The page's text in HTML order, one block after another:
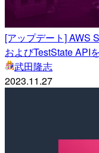
[アップデート] AWS
およびTestState API
武田隆志
2023.11.27